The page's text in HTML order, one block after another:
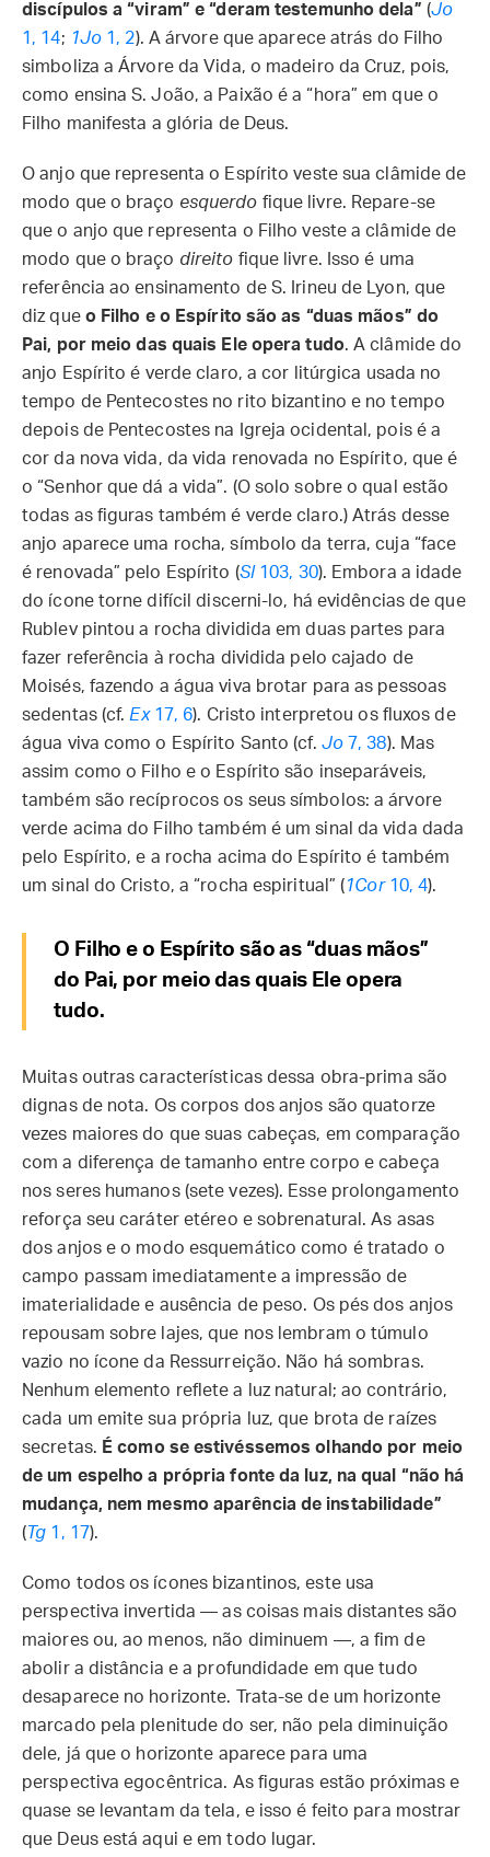
discípulos a “viram” e “deram testemunho dela” (Jo
1, 14; 1Jo 1, 2). A árvore que aparece atrás do Filho
simboliza a Árvore da Vida, o madeiro da Cruz, pois,
como ensina S. João, a Paixão é a “hora” em que o
Filho manifesta a glória de Deus.
O anjo que representa o Espírito veste sua clâmide de
modo que o braço esquerdo fique livre. Repare-se
que o anjo que representa o Filho veste a clâmide de
modo que o braço direito fique livre. Isso é uma
referência ao ensinamento de S. Irineu de Lyon, que
diz que o Filho e o Espírito são as “duas mãos” do
Pai, por meio das quais Ele opera tudo. A clâmide do
anjo Espírito é verde claro, a cor litúrgica usada no
tempo de Pentecostes no rito bizantino e no tempo
depois de Pentecostes na Igreja ocidental, pois é a
cor da nova vida, da vida renovada no Espírito, que é
o “Senhor que dá a vida”. (O solo sobre o qual estão
todas as figuras também é verde claro.) Atrás desse
anjo aparece uma rocha, símbolo da terra, cuja “face
é renovada” pelo Espírito (Sl103, 30). Embora a idade
do ícone torne difícil discerni-lo, há evidências de que
Rublev pintou a rocha dividida em duas partes para
fazer referência à rocha dividida pelo cajado de
Moisés, fazendo a água viva brotar para as pessoas
sedentas (cf. Ex17, 6). Cristo interpretou os fluxos de
água viva como o Espírito Santo (cf. Jo7, 38). Mas
assim como o Filho e o Espírito são inseparáveis,
também são recíprocos os seus símbolos: a árvore
verde acima do Filho também é um sinal da vida dada
pelo Espírito, e a rocha acima do Espírito é também
um sinal do Cristo, a “rocha espiritual” (1Cor10, 4).
O Filho e o Espírito são as “duas mãos”
do Pai, por meio das quais Ele opera
tudo.
Muitas outras características dessa obra-prima são
dignas de nota. Os corpos dos anjos são quatorze
vezes maiores do que suas cabeças, em comparação
com a diferença de tamanho entre corpo e cabeça
nos seres humanos (sete vezes). Esse prolongamento
reforça seu caráter etéreo e sobrenatural. As asas
dos anjos e o modo esquemático como é tratado o
campo passam imediatamente a impressão de
imaterialidade e ausência de peso. Os pés dos anjos
repousam sobre lajes, que nos lembram o túmulo
vazio no ícone da Ressurreição. Não há sombras.
Nenhum elemento reflete a luz natural; ao contrário,
cada um emite sua própria luz, que brota de raízes
secretas. É como se estivéssemos olhando por meio
de um espelho a própria fonte da luz, na qual “não há
mudança, nem mesmo aparência de instabilidade”
(Tg 1, 17).
Como todos os ícones bizantinos, este usa
perspectiva invertida — as coisas mais distantes são
maiores ou, ao menos, não diminuem —, a fim de
abolir a distância e a profundidade em que tudo
desaparece no horizonte. Trata-se de um horizonte
marcado pela plenitude do ser, não pela diminuição
dele, já que o horizonte aparece para uma
perspectiva egocêntrica. As figuras estão próximas e
quase se levantam da tela, e isso é feito para mostrar
que Deus está aqui e em todo lugar.